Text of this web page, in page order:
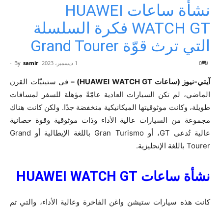
نشأة ساعات HUAWEI
WATCH GT فكرة السلسلة
التي ترث قوّة Grand Tourer
By samir
- 1 ديسمبر، 2023 0
آيتي-نيوز (ساعات HUAWEI WATCH GT) –
في ستينيّات القرن
الماضي، لم تكن السيارات العادية عامّةً مؤهلة للسفر لمسافات
طويلة، وكانت موثوقيتها الميكانيكية منخفضة جدًا. ولكن كانت هناك
مجموعة من السيارات عالية الأداء وذات موثوقية وقوة حصانية
عالية تُدعى GT، أو Gran Turismo باللغة الإيطالية أو Grand
Tourer باللغة الإنجليزية.
نشأة ساعات HUAWEI WATCH GT
كانت هذه سيارات ستيشن واغن الفاخرة وعالية الأداء، والتي تم